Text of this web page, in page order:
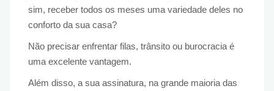
sim, receber todos os meses uma variedade deles no
conforto da sua casa?
Não precisar enfrentar filas, trânsito ou burocracia é
uma excelente vantagem.
Além disso, a sua assinatura, na grande maioria das